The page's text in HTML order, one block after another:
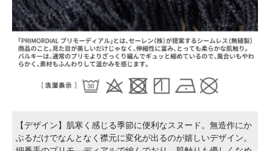
【デザイン】肌寒く感じる季節に便利なスヌード。無造作にか
ぶるだけでなんとなく襟元に変化が出るのが嬉しいデザイン。